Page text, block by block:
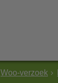
Woo-verzoek